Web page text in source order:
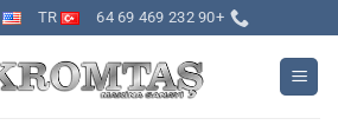
للمحتوى
+90 232 469 69 64
TR